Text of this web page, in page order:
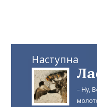
Наступна
– Ну,